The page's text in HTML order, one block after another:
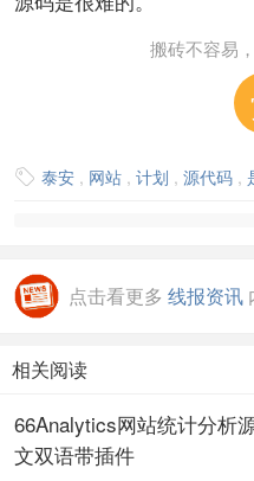
搬砖不容易
 泰安 , 网站 , 计划 , 源代码 ,
点击看更多 线报资讯
相关阅读
66Analytics网站统计分析
文双语带插件